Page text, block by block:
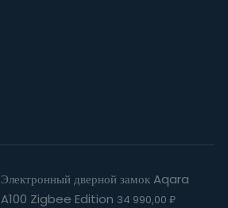
Электронный дверной замок Aqara
A100 Zigbee Edition 34 990,00₽